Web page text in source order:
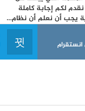
لكم إجابة كاملة